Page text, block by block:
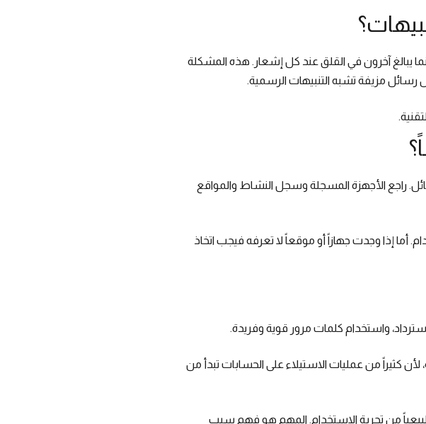
يبالغ آخرون في القلق عند كل إشعار. هذه المشكلة
رسائل مزيفة تشبه التنبيهات الرسمية.
راجع الأجهزة المسجلة وسجل النشاط والمواقع
أما إذا وجدت جهازاً أو موقعاً لا تعرفه فيجب اتخاذ
واستخدام كلمات مرور قوية وفريدة.
من عمليات الاستيلاء على الحسابات تبدأ من
طبيعياً من تجربة الاستخدام. المهم هو فهم سبب